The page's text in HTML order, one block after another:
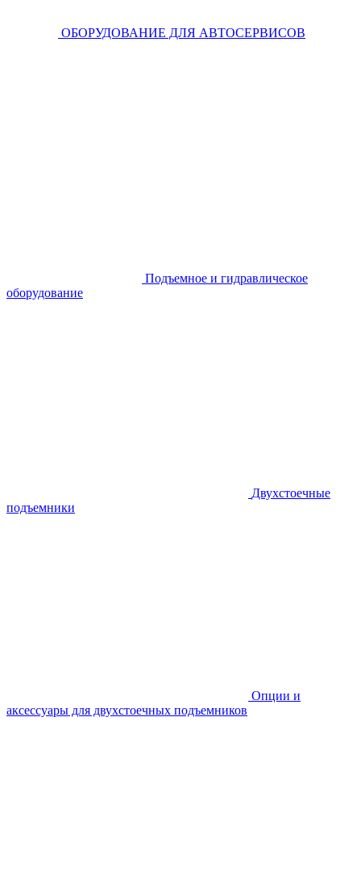
ОБОРУДОВАНИЕ ДЛЯ АВТОСЕРВИСОВ
Подъемное и гидравлическое
оборудование
Двухстоечные
подъемники
Опции и
аксессуары для двухстоечных подъемников